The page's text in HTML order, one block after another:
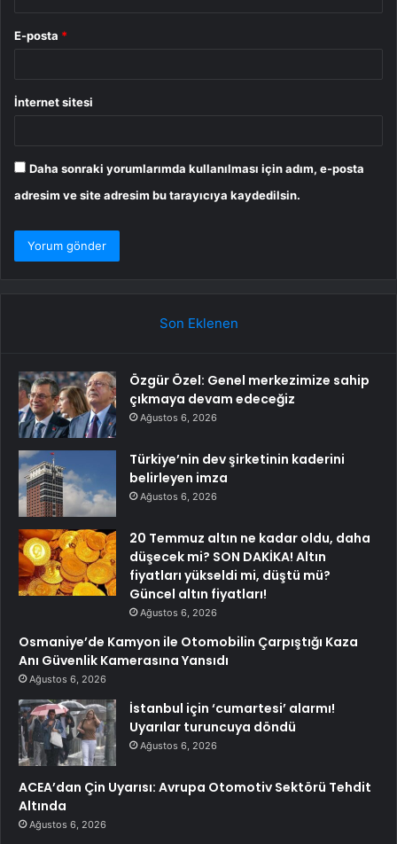
E-posta *
İnternet sitesi
Daha sonraki yorumlarımda kullanılması için adım, e-posta
adresim ve site adresim bu tarayıcıya kaydedilsin.
Son Eklenen
Özgür Özel: Genel merkezimize sahip
çıkmaya devam edeceğiz
Ağustos 6, 2026
Türkiye’nin dev şirketinin kaderini
belirleyen imza
Ağustos 6, 2026
20 Temmuz altın ne kadar oldu, daha
düşecek mi? SON DAKİKA! Altın
fiyatları yükseldi mi, düştü mü?
Güncel altın fiyatları!
Ağustos 6, 2026
Osmaniye’de Kamyon ile Otomobilin Çarpıştığı Kaza
Anı Güvenlik Kamerasına Yansıdı
Ağustos 6, 2026
İstanbul için ‘cumartesi’ alarmı!
Uyarılar turuncuya döndü
Ağustos 6, 2026
ACEA’dan Çin Uyarısı: Avrupa Otomotiv Sektörü Tehdit
Altında
Ağustos 6, 2026